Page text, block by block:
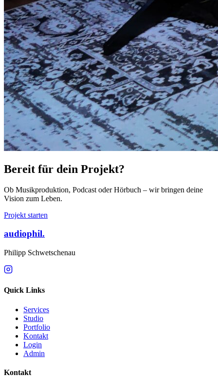
Bereit für dein Projekt?
Ob Musikproduktion, Podcast oder Hörbuch – wir bringen deine
Vision zum Leben.
Projekt starten
audiophil.
Philipp Schwetschenau
Quick Links
Services
Studio
Portfolio
Kontakt
Login
Admin
Kontakt